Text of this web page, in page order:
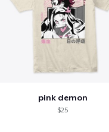
pink demon
$25